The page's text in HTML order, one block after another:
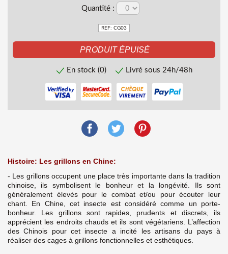
Quantité :
REF: CG03
En stock (0) Livré sous 24h/48h
Histoire: Les grillons en Chine:
- Les grillons occupent une place très importante dans la tradition
chinoise, ils symbolisent le bonheur et la longévité. Ils sont
généralement élevés pour le combat et/ou pour écouter leur
chant. En Chine, cet insecte est considéré comme un porte-
bonheur. Les grillons sont rapides, prudents et discrets, ils
apprécient les endroits chauds et ils sont végétariens. L’affection
des Chinois pour cet insecte a incité les artisans du pays à
réaliser des cages à grillons fonctionnelles et esthétiques.